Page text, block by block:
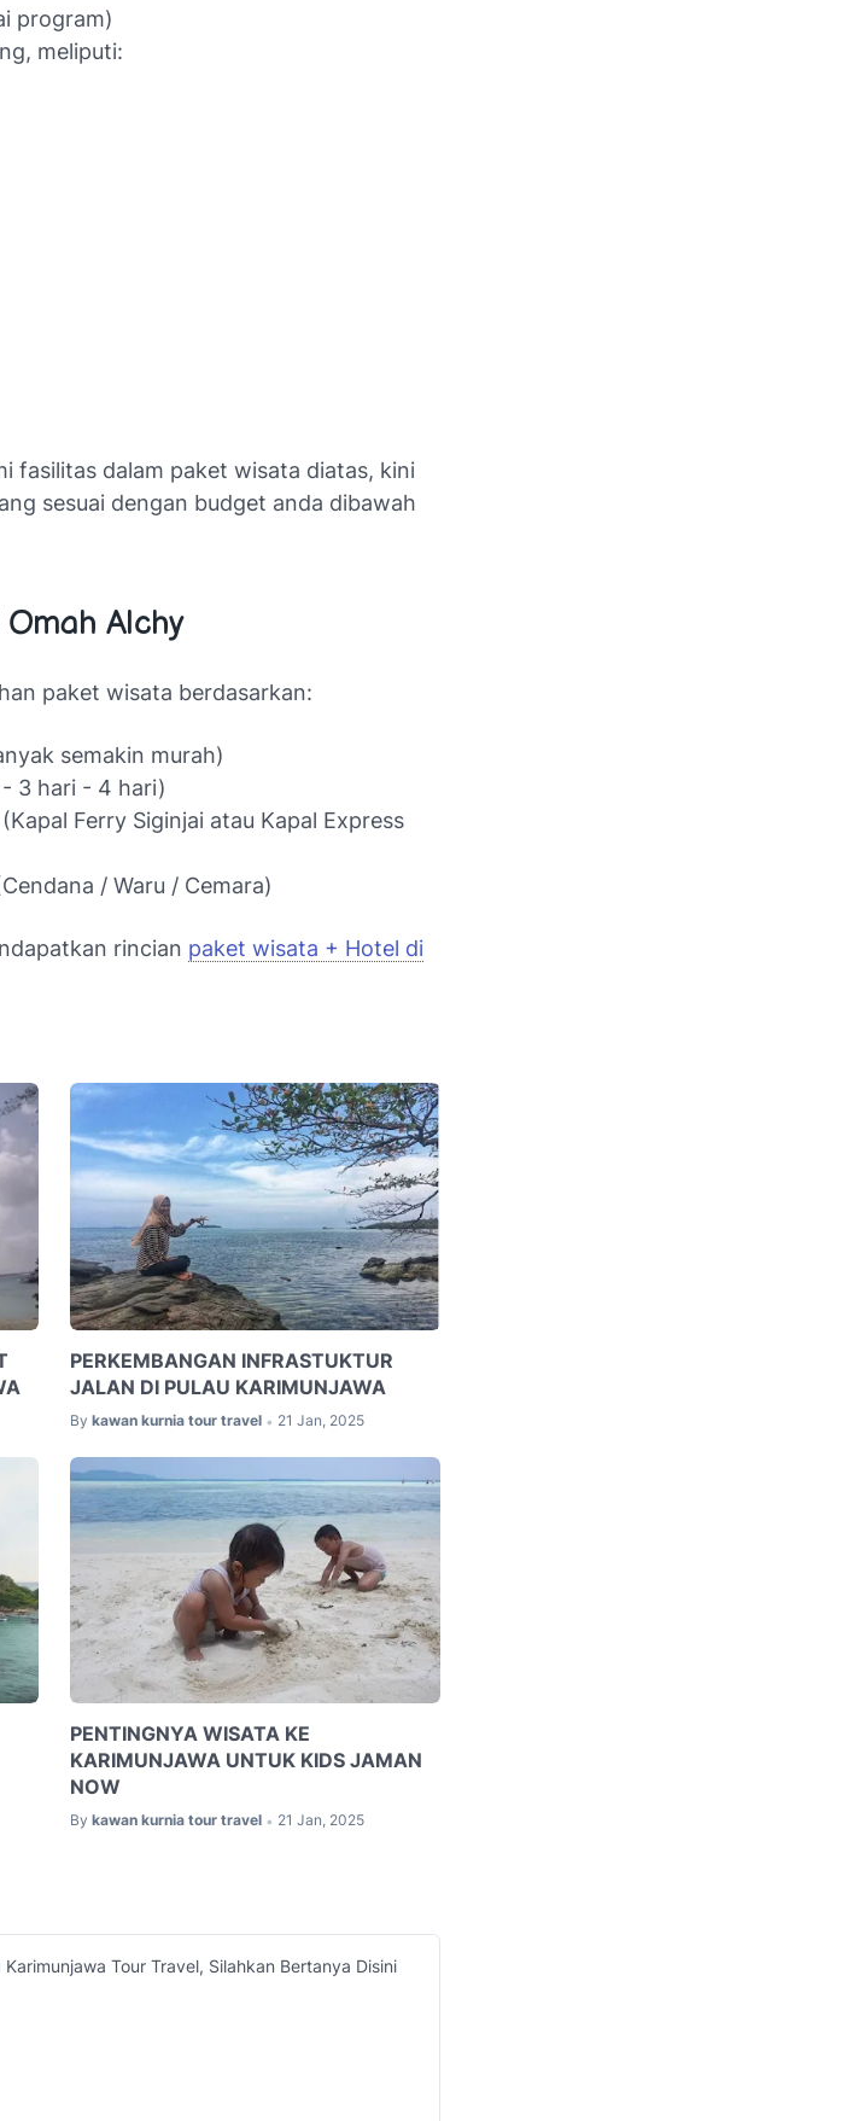
program)
meliputi:
fasilitas dalam paket wisata diatas, kini
sesuai dengan budget anda dibawah
Alchy
paket wisata berdasarkan:
semakin murah)
3 hari - 4 hari)
Ferry Siginjai atau Kapal Express
/ Waru / Cemara)
rincian paket wisata + Hotel di
PERKEMBANGAN INFRASTUKTUR
JALAN DI PULAU KARIMUNJAWA
By kawan kurnia tour travel • 21 Jan, 2025
PENTINGNYA WISATA KE
KARIMUNJAWA UNTUK KIDS JAMAN
NOW
By kawan kurnia tour travel • 21 Jan, 2025
Tour Travel, Silahkan Bertanya Disini